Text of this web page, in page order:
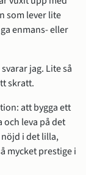
som lever lite
enmans- eller
jag. Lite så
skratt.
att bygga ett
leva på det
i det lilla,
mycket prestige i